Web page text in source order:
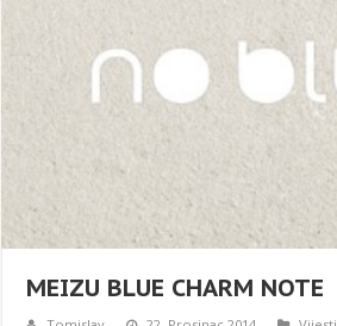
MEIZU BLUE CHARM NOTE